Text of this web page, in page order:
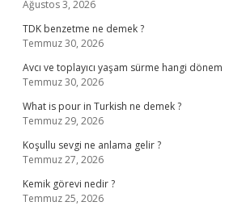
Ağustos 3, 2026
TDK benzetme ne demek ?
Temmuz 30, 2026
Avcı ve toplayıcı yaşam sürme hangi dönem
Temmuz 30, 2026
What is pour in Turkish ne demek ?
Temmuz 29, 2026
Koşullu sevgi ne anlama gelir ?
Temmuz 27, 2026
Kemik görevi nedir ?
Temmuz 25, 2026